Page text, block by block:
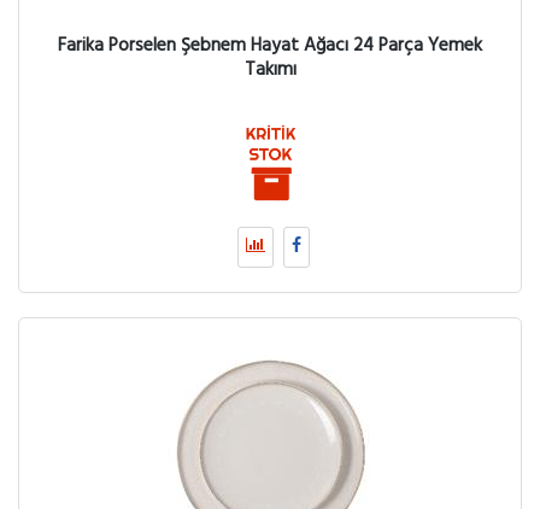
Farika Porselen Şebnem Hayat Ağacı 24 Parça Yemek
Takımı